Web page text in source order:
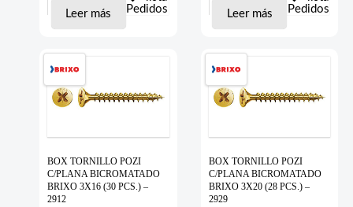
Leer más
Pedidos
Leer más
Pedidos
BOX TORNILLO POZI
C/PLANA BICROMATADO
BRIXO 3X16 (30 PCS.) –
2912
BOX TORNILLO POZI
C/PLANA BICROMATADO
BRIXO 3X20 (28 PCS.) –
2929